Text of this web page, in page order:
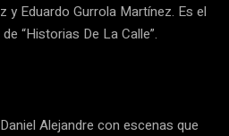
y Eduardo Gurrola Martínez. Es el
“Historias De La Calle”.
Alejandre con escenas que